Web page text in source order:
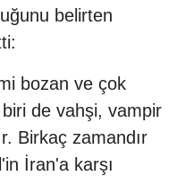
belirten
bozan ve çok
de vahşi, vampir
Birkaç zamandır
İran'a karşı